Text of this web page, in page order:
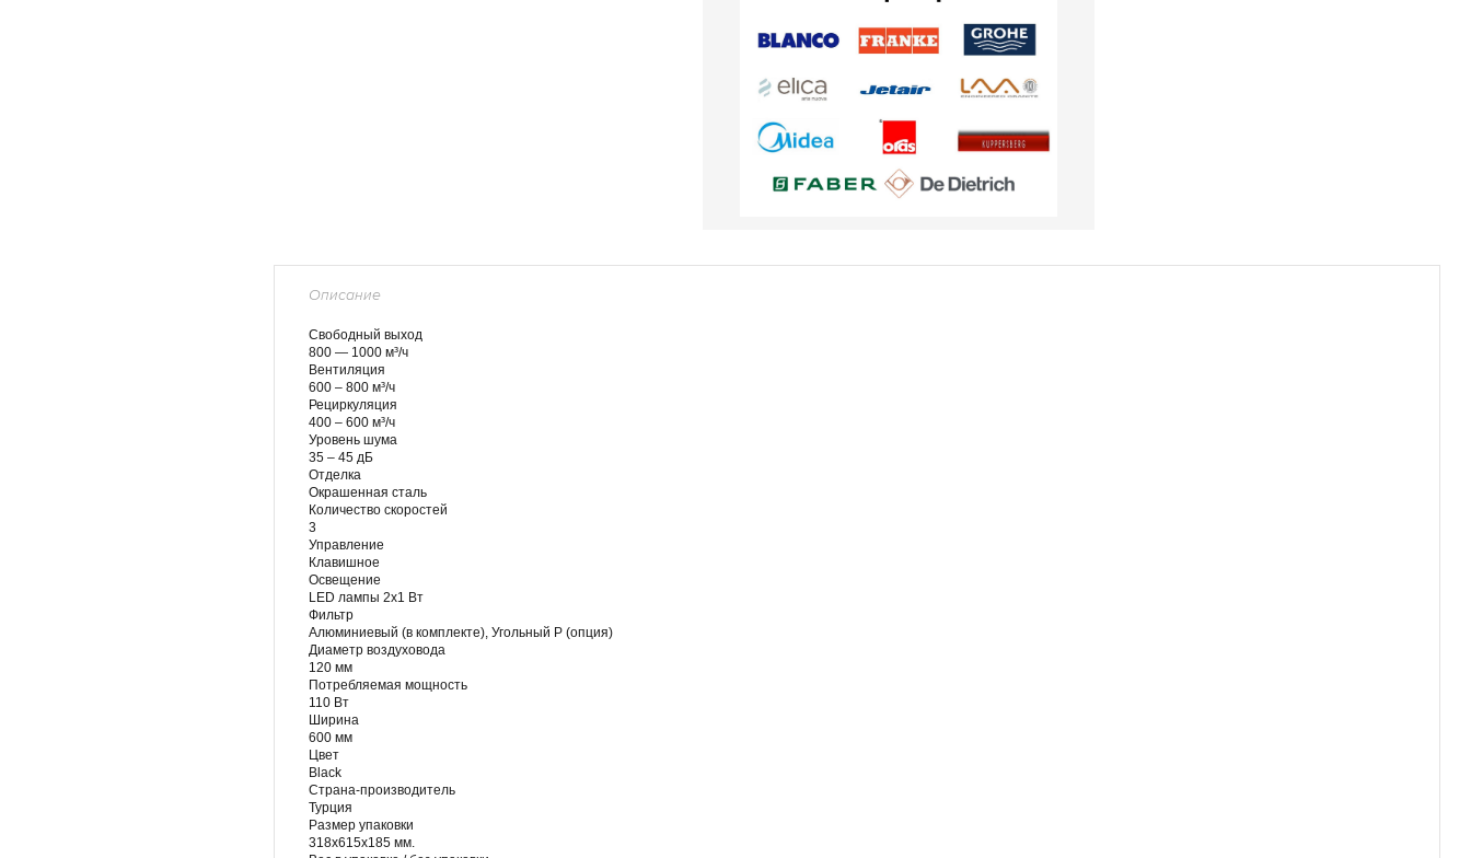
Описание
Свободный выход
800 — 1000 м³/ч
Вентиляция
600 – 800 м³/ч
Рециркуляция
400 – 600 м³/ч
Уровень шума
35 – 45 дБ
Отделка
Окрашенная сталь
Количество скоростей
3
Управление
Клавишное
Освещение
LED лампы 2х1 Вт
Фильтр
Алюминиевый (в комплекте), Угольный Р (опция)
Диаметр воздуховода
120 мм
Потребляемая мощность
110 Вт
Ширина
600 мм
Цвет
Black
Страна-производитель
Турция
Размер упаковки
318х615х185 мм.